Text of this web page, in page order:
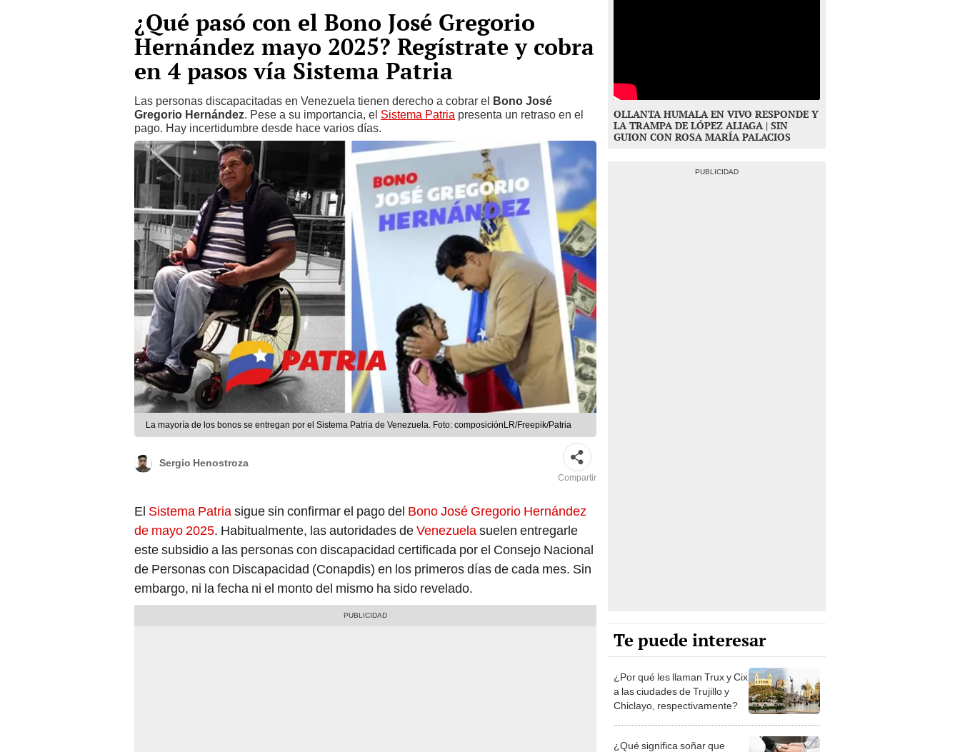
¿Qué pasó con el Bono José Gregorio
Hernández mayo 2025? Regístrate y cobra
en 4 pasos vía Sistema Patria
Las personas discapacitadas en Venezuela tienen derecho a cobrar el Bono José
Gregorio Hernández. Pese a su importancia, el Sistema Patria presenta un retraso en el
pago. Hay incertidumbre desde hace varios días.
La mayoría de los bonos se entregan por el Sistema Patria de Venezuela. Foto: composiciónLR/Freepik/Patria
Sergio Henostroza
Compartir
El Sistema Patriasigue sin confirmar el pago del Bono José Gregorio Hernández
de mayo 2025. Habitualmente, las autoridades deVenezuelasuelen entregarle
este subsidio a las personas con discapacidad certificada por el Consejo Nacional
de Personas con Discapacidad (Conapdis) en los primeros días de cada mes. Sin
embargo, ni la fecha ni el monto del mismo ha sido revelado.
OLLANTA HUMALA EN VIVO RESPONDE Y
LA TRAMPA DE LÓPEZ ALIAGA | SIN
GUION CON ROSA MARÍA PALACIOS
Te puede interesar
¿Por qué les llaman Trux y Cix
a las ciudades de Trujillo y
Chiclayo, respectivamente?
¿Qué significa soñar que